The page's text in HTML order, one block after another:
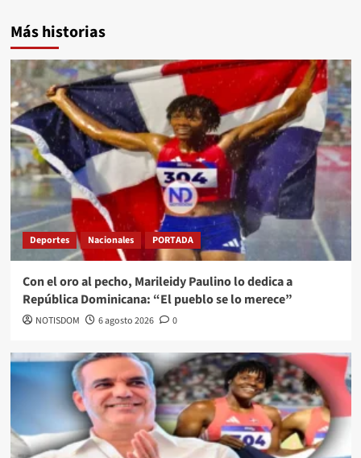
Más historias
Deportes Nacionales PORTADA
Con el oro al pecho, Marileidy Paulino lo dedica a
República Dominicana: “El pueblo se lo merece”
NOTISDOM 6 agosto 2026 0